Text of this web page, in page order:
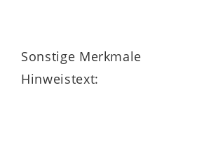
Sonstige Merkmale
Hinweistext: